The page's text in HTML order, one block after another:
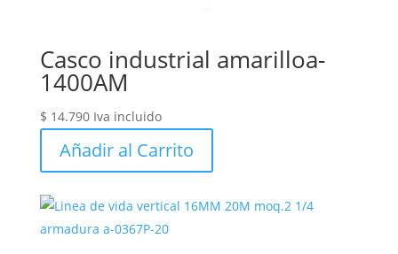
Casco industrial amarilloa-
1400AM
$ 14.790 Iva incluido
Añadir al Carrito